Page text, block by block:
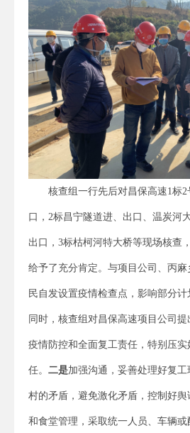
核查组一行先后对昌保高速1标
口，2标昌宁隧道进、出口、温炭河
出口，3标枯柯河特大桥等现场核查
给予了充分肯定。与项目公司、丙
民自发设置疫情检查点，影响部分计
同时，核查组对昌保高速项目公司提
疫情防控和全面复工责任，特别压
任。 二是加强沟通，妥善处理好复工
村的矛盾，避免激化矛盾，控制好舆
和食堂管理，采取统一人员、车辆